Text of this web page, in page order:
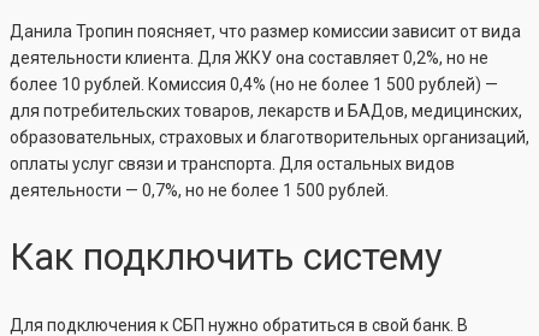
Данила Тропин поясняет, что размер комиссии зависит от вида
деятельности клиента. Для ЖКУ она составляет 0,2%, но не
более 10 рублей. Комиссия 0,4% (но не более 1 500 рублей) —
для потребительских товаров, лекарств и БАДов, медицинских,
образовательных, страховых и благотворительных организаций,
оплаты услуг связи и транспорта. Для остальных видов
деятельности — 0,7%, но не более 1 500 рублей.
Как подключить систему
Для подключения к СБП нужно обратиться в свой банк. В